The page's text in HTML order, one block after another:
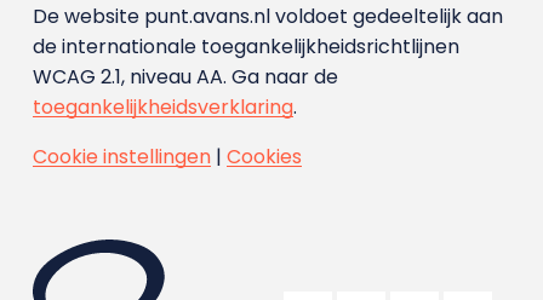
De website punt.avans.nl voldoet gedeeltelijk aan
de internationale toegankelijkheidsrichtlijnen
WCAG 2.1, niveau AA. Ga naar de
toegankelijkheidsverklaring.
Cookie instellingen| Cookies